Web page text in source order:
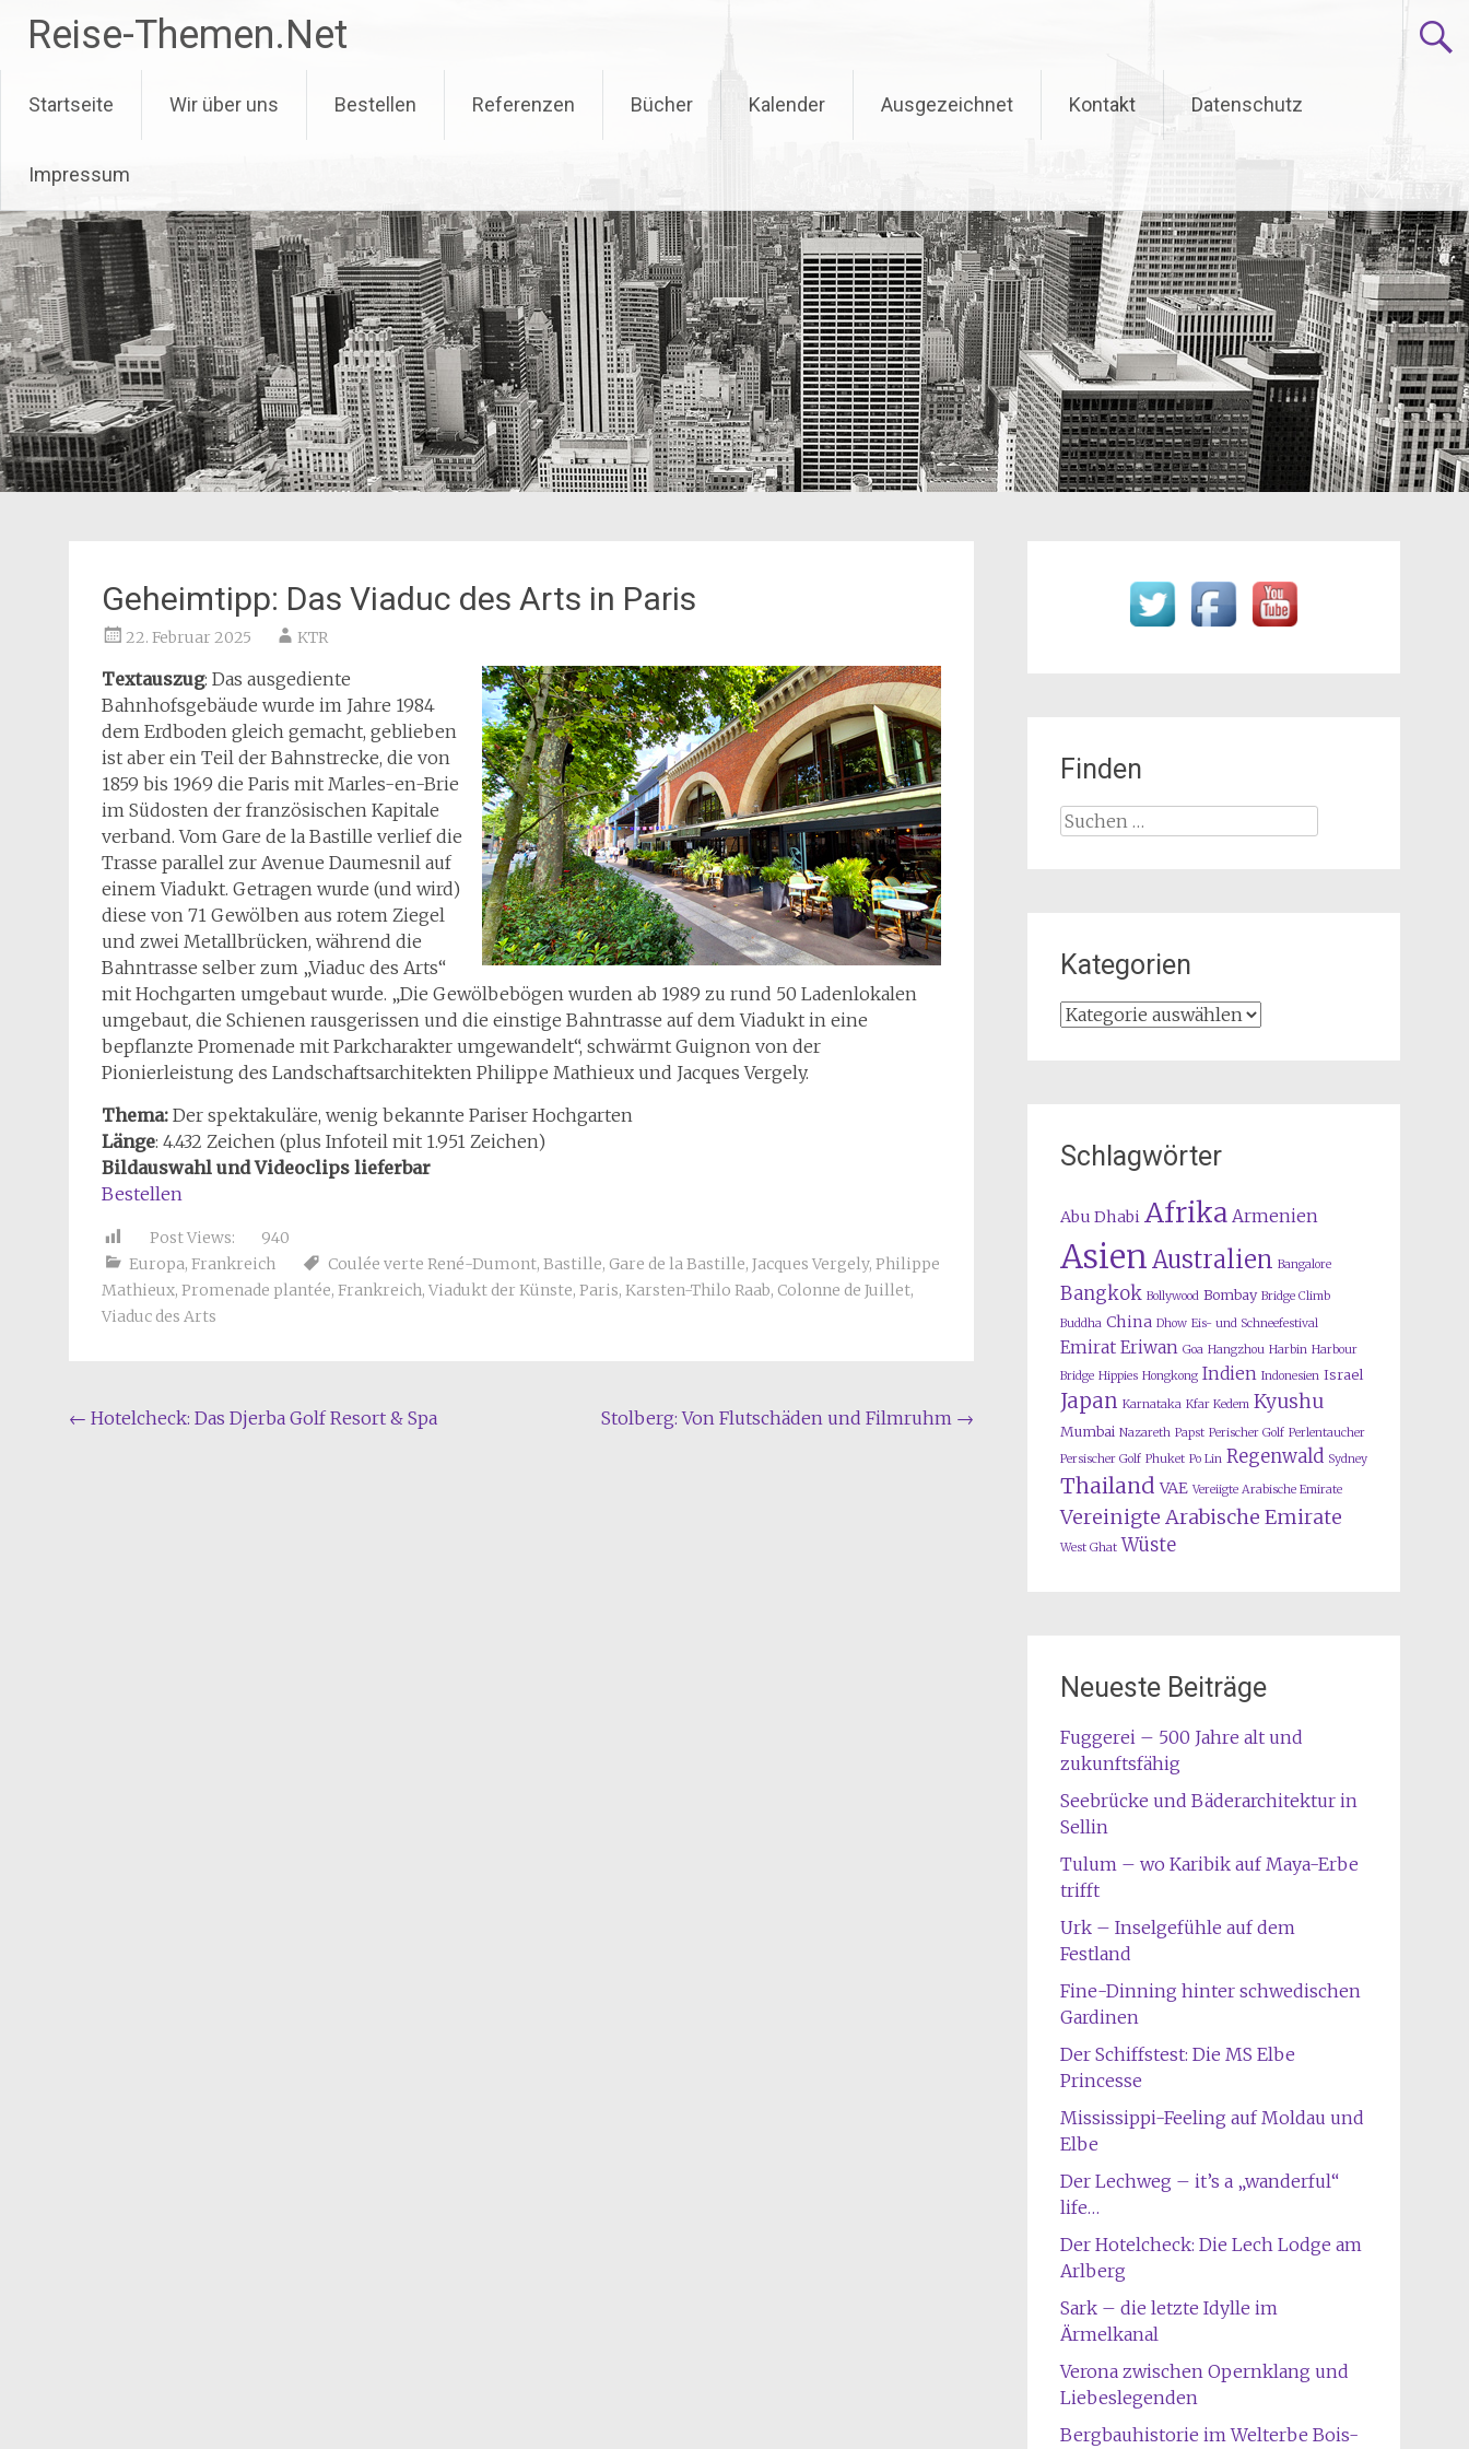
Inhalt
springen
Reise-Themen.Net
Startseite Wir über uns Bestellen Referenzen Bücher Kalender Ausgezeichnet Kontakt Datenschutz
Impressum
Geheimtipp: Das Viaduc des Arts in Paris
22. Februar 2025 KTR
Textauszug: Das ausgediente
Bahnhofsgebäude wurde im Jahre 1984
dem Erdboden gleich gemacht, geblieben
ist aber ein Teil der Bahnstrecke, die von
1859 bis 1969 die Paris mit Marles-en-Brie
im Südosten der französischen Kapitale
verband. Vom Gare de la Bastille verlief die
Trasse parallel zur Avenue Daumesnil auf
einem Viadukt. Getragen wurde (und wird)
diese von 71 Gewölben aus rotem Ziegel
und zwei Metallbrücken, während die
Bahntrasse selber zum „Viaduc des Arts“
mit Hochgarten umgebaut wurde. „Die Gewölbebögen wurden ab 1989 zu rund 50 Ladenlokalen
umgebaut, die Schienen rausgerissen und die einstige Bahntrasse auf dem Viadukt in eine
bepflanzte Promenade mit Parkcharakter umgewandelt“, schwärmt Guignon von der
Pionierleistung des Landschaftsarchitekten Philippe Mathieux und Jacques Vergely.
Thema: Der spektakuläre, wenig bekannte Pariser Hochgarten
Länge: 4.432 Zeichen (plus Infoteil mit 1.951 Zeichen)
Bildauswahl und Videoclips lieferbar
Bestellen
Post Views:
940
Europa, Frankreich Coulée verte René-Dumont, Bastille, Gare de la Bastille, Jacques Vergely, Philippe
Mathieux, Promenade plantée, Frankreich, Viadukt der Künste, Paris, Karsten-Thilo Raab, Colonne de Juillet,
Viaduc des Arts
Beitragsnavigation
← Hotelcheck: Das Djerba Golf Resort & Spa Stolberg: Von Flutschäden und Filmruhm →
Finden
Suchen
Kategorien
Kategorien
Schlagwörter
Abu Dhabi Afrika Armenien
AsienAustralien Bangalore
Bangkok Bollywood Bombay Bridge Climb
Buddha China Dhow Eis- und Schneefestival
Emirat Eriwan Goa Hangzhou Harbin Harbour
Bridge Hippies Hongkong Indien Indonesien Israel
Japan Karnataka Kfar Kedem Kyushu
Mumbai Nazareth Papst Perischer Golf Perlentaucher
Persischer Golf Phuket Po Lin Regenwald Sydney
Thailand VAE Vereiigte Arabische Emirate
Vereinigte Arabische Emirate
West Ghat Wüste
Neueste Beiträge
Fuggerei – 500 Jahre alt und
zukunftsfähig
Seebrücke und Bäderarchitektur in
Sellin
Tulum – wo Karibik auf Maya-Erbe
trifft
Urk – Inselgefühle auf dem
Festland
Fine-Dinning hinter schwedischen
Gardinen
Der Schiffstest: Die MS Elbe
Princesse
Mississippi-Feeling auf Moldau und
Elbe
Der Lechweg – it’s a „wanderful“
life…
Der Hotelcheck: Die Lech Lodge am
Arlberg
Sark – die letzte Idylle im
Ärmelkanal
Verona zwischen Opernklang und
Liebeslegenden
Bergbauhistorie im Welterbe Bois-